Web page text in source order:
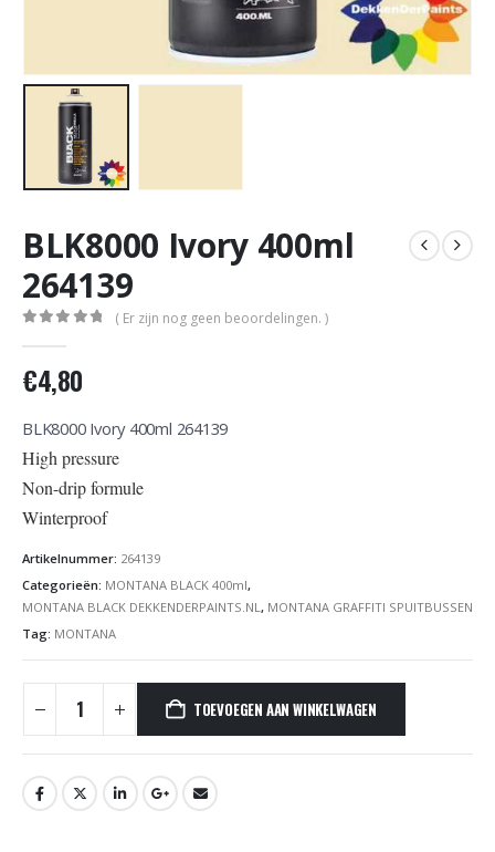
BLK8000 Ivory 400ml
264139
( Er zijn nog geen beoordelingen. )
€4,80
BLK8000 Ivory 400ml 264139
High pressure
Non-drip formule
Winterproof
Artikelnummer: 264139
Categorieën: MONTANA BLACK 400ml,
MONTANA BLACK DEKKENDERPAINTS.NL , MONTANA GRAFFITI SPUITBUSSEN
Tag: MONTANA
TOEVOEGEN AAN WINKELWAGEN